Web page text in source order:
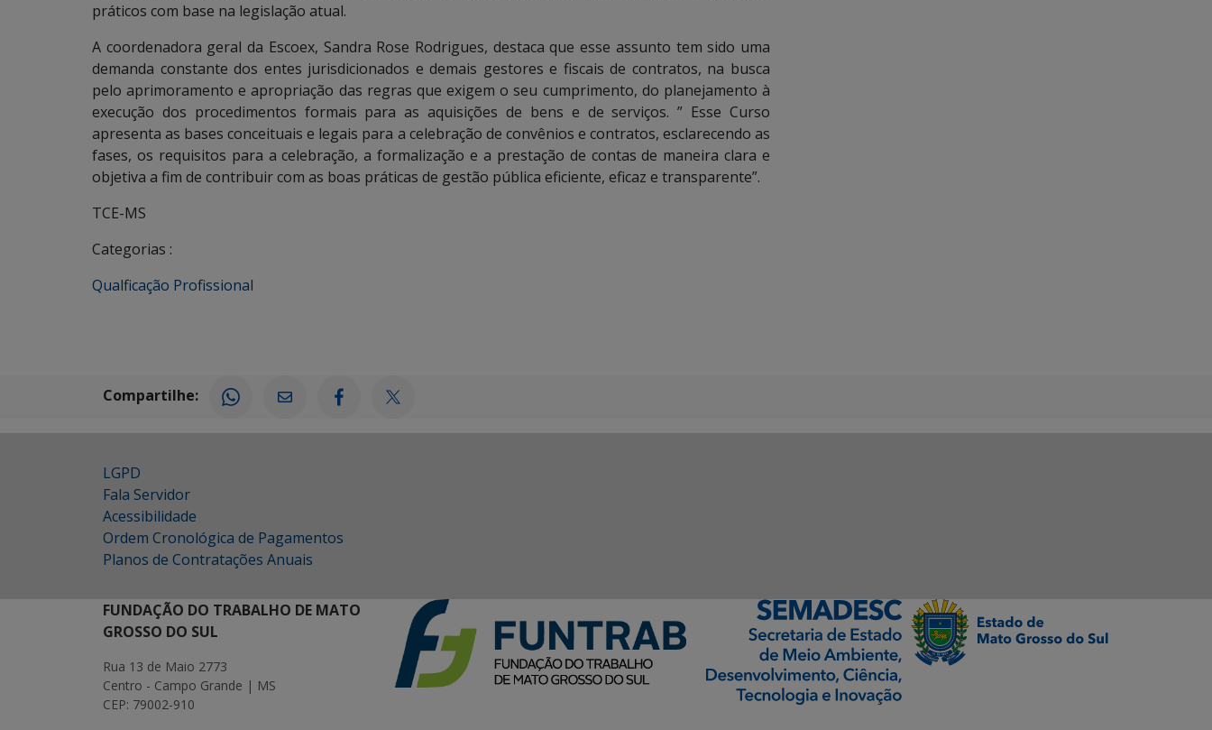
práticos com base na legislação atual.
A coordenadora geral da Escoex, Sandra Rose Rodrigues, destaca que esse assunto tem sido uma
demanda constante dos entes jurisdicionados e demais gestores e fiscais de contratos, na busca
pelo aprimoramento e apropriação das regras que exigem o seu cumprimento, do planejamento à
execução dos procedimentos formais para as aquisições de bens e de serviços. ” Esse Curso
apresenta as bases conceituais e legais para a celebração de convênios e contratos, esclarecendo as
fases, os requisitos para a celebração, a formalização e a prestação de contas de maneira clara e
objetiva a fim de contribuir com as boas práticas de gestão pública eficiente, eficaz e transparente”.
TCE-MS
Categorias :
Qualficação Profissional
Compartilhe:
LGPD
Fala Servidor
Acessibilidade
Ordem Cronológica de Pagamentos
Planos de Contratações Anuais
FUNDAÇÃO DO TRABALHO DE MATO
GROSSO DO SUL
Rua 13 de Maio 2773
Centro - Campo Grande | MS
CEP: 79002-910